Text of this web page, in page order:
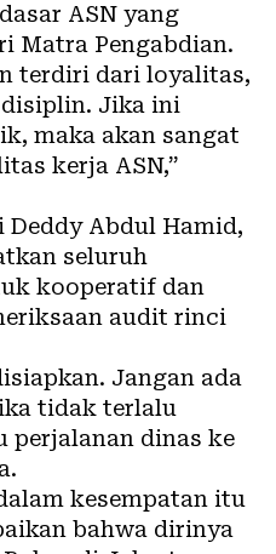
ASN yang
Matra Pengabdian.
terdiri dari loyalitas,
Jika ini
maka akan sangat
kerja ASN,”
Deddy Abdul Hamid,
seluruh
kooperatif dan
audit rinci
Jangan ada
tidak terlalu
perjalanan dinas ke
kesempatan itu
bahwa dirinya